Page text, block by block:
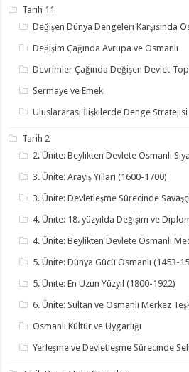
Tarih 11
Değişen Dünya Dengeleri Karşısında
Değişim Çağında Avrupa ve Osmanlı
Devrimler Çağında Değişen Devlet-
Sermaye ve Emek
Uluslararası İlişkilerde Denge Stratejisi
Tarih 2
2. Ünite: Beylikten Devlete Osmanlı
3. Ünite: Arayış Yılları (1600-1700)
3. Ünite: Devletleşme Sürecinde
4. Ünite: 18. yüzyılda Değişim ve
4. Ünite: Beylikten Devlete Osmanlı
5. Ünite: Dünya Gücü Osmanlı (1453-
5. Ünite: En Uzun Yüzyıl (1800-1922)
6. Ünite: Sultan ve Osmanlı Merkez
Osmanlı Kültür ve Uygarlığı
Yerleşme ve Devletleşme Sürecinde